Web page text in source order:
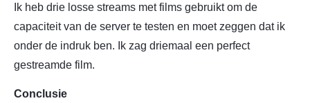
Ik heb drie losse streams met films gebruikt om de
capaciteit van de server te testen en moet zeggen dat ik
onder de indruk ben. Ik zag driemaal een perfect
gestreamde film.
Conclusie